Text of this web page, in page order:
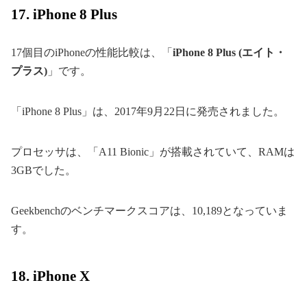
17. iPhone 8 Plus
17個目のiPhoneの性能比較は、「 iPhone 8 Plus (エイト・
プラス) 」です。
「iPhone 8 Plus」は、2017年9月22日に発売されました。
プロセッサは、「A11 Bionic」が搭載されていて、RAMは
3GBでした。
Geekbenchのベンチマークスコアは、10,189となっていま
す。
18. iPhone X